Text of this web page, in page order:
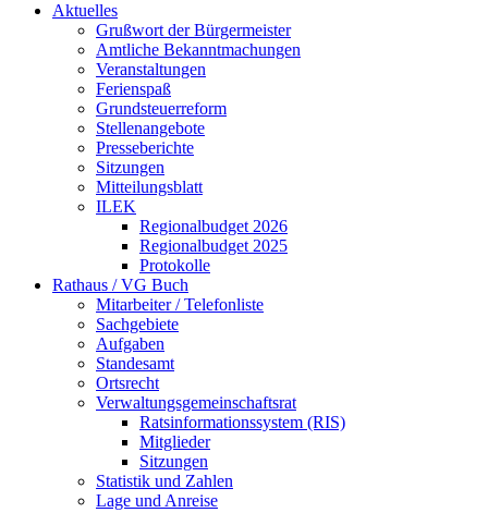
Aktuelles
Grußwort der Bürgermeister
Amtliche Bekanntmachungen
Veranstaltungen
Ferienspaß
Grundsteuerreform
Stellenangebote
Presseberichte
Sitzungen
Mitteilungsblatt
ILEK
Regionalbudget 2026
Regionalbudget 2025
Protokolle
Rathaus / VG Buch
Mitarbeiter / Telefonliste
Sachgebiete
Aufgaben
Standesamt
Ortsrecht
Verwaltungsgemeinschaftsrat
Ratsinformationssystem (RIS)
Mitglieder
Sitzungen
Statistik und Zahlen
Lage und Anreise